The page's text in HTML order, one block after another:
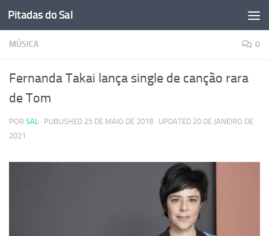
Skip to content
Pitadas do Sal
MÚSICA 0
Fernanda Takai lança single de canção rara
de Tom
POR SAL · PUBLISHED 25 DE MAIO DE 2018 · UPDATED 20 DE JANEIRO DE
2021